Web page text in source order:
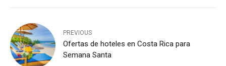
PREVIOUS
Ofertas de hoteles en Costa Rica para
Semana Santa